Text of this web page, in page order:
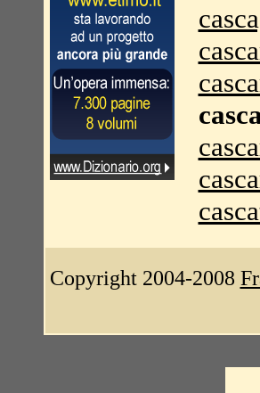
Copyright 2004-2008